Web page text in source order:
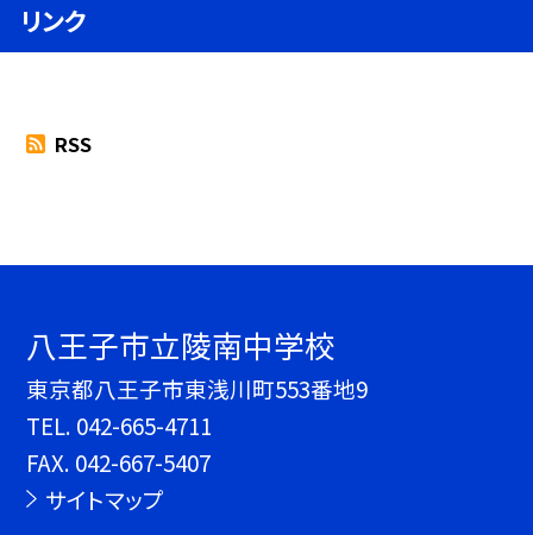
リンク
RSS
八王子市立陵南中学校
東京都八王子市東浅川町553番地9
TEL. 042-665-4711
FAX. 042-667-5407
サイトマップ